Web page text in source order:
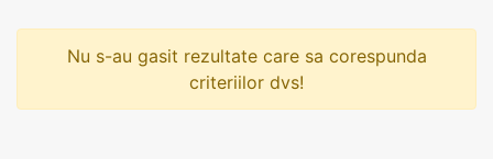
Nu s-au gasit rezultate care sa corespunda
criteriilor dvs!